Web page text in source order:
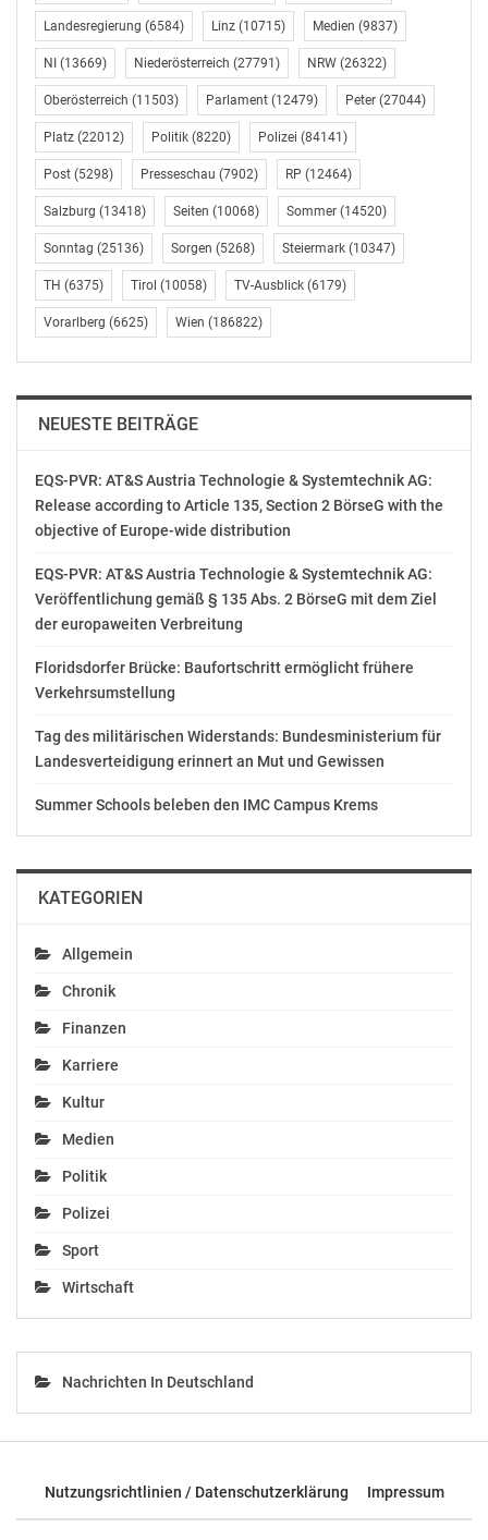
interaktiven Ausstellung beantworteten Forscherinnen
und Forscher Fragen und machten ihre
wissenschaftliche Arbeit für die Besucherinnen und
Besucher erlebbar.
Aus dem breiten Spektrum der am IST Austria
erforschten Themengebiete präsentierten dieses Jahr
zwei Gruppen aus der Mathematik um die Professoren
Tamas Hausel und Ulrich Wagner sowie eine
neurowissenschaftliche Gruppe um Professor Simon
Hippenmeyer ihre Forschungsgebiete. Zudem war das
IST Austria auch am Forschungspfad in der Wiener
Innenstadt mit einer Ausstellung vertreten. Im inneren
(Evolutionsbiologie) der interessierten Öffentlichkeit
präsentiert.
Dr. Elisabeth Guggenberger
Media Relations Manager
Institute of Science and Technology Austria (IST Austria)
Tel: +43 (0)2243 9000 1199
Mobil: +43 (0)664 88326170
Email: Elisabeth.guggenberger@ist.ac.at
Web: http://www.ist.ac.at/
OTS-ORIGINALTEXT PRESSEAUSSENDUNG UNTER
AUSSCHLIESSLICHER INHALTLICHER VERANTWORTUNG
DES AUSSENDERS. www.ots.at
der jeweilige Aussender
Ähnliche Beiträge
IST Austria in
Klosterneuburg feiert
10-jähriges Jubiläum
In "Politik"
Bundesministerin Iris
Kinderuni Tag am IST
Landesregierung (6584) Linz (10715) Medien (9837)
NI (13669) Niederösterreich (27791) NRW (26322)
Oberösterreich (11503) Parlament (12479) Peter (27044)
Platz (22012) Politik (8220) Polizei (84141)
Post (5298) Presseschau (7902) RP (12464)
Salzburg (13418) Seiten (10068) Sommer (14520)
Sonntag (25136) Sorgen (5268) Steiermark (10347)
TH (6375) Tirol (10058) TV-Ausblick (6179)
Vorarlberg (6625) Wien (186822)
NEUESTE BEITRÄGE
EQS-PVR: AT&S Austria Technologie & Systemtechnik AG:
Release according to Article 135, Section 2 BörseG with the
objective of Europe-wide distribution
EQS-PVR: AT&S Austria Technologie & Systemtechnik AG:
Veröffentlichung gemäß § 135 Abs. 2 BörseG mit dem Ziel
der europaweiten Verbreitung
Floridsdorfer Brücke: Baufortschritt ermöglicht frühere
Verkehrsumstellung
Tag des militärischen Widerstands: Bundesministerium für
Landesverteidigung erinnert an Mut und Gewissen
Summer Schools beleben den IMC Campus Krems
KATEGORIEN
Allgemein
Chronik
Finanzen
Karriere
Kultur
Medien
Politik
Polizei
Sport
Wirtschaft
Nachrichten In Deutschland
Nutzungsrichtlinien / Datenschutzerklärung Impressum